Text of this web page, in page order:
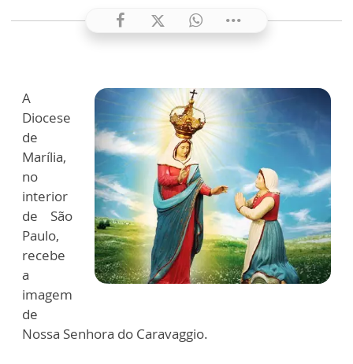
A
Diocese
de
Marília,
no
interior
de São
Paulo,
recebe
a
imagem
de
Nossa Senhora do Caravaggio.